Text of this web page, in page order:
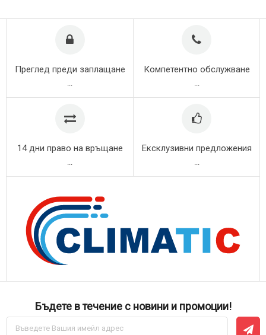
Преглед преди заплащане Компетентно обслужване
14 дни право на връщане Ексклузивни предложения
Бъдете в течение с новини и промоции!
Абонирай